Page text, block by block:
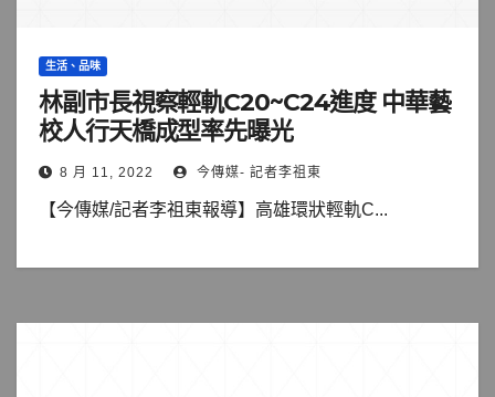
生活、品味
林副市長視察輕軌C20~C24進度 中華藝
校人行天橋成型率先曝光
8 月 11, 2022 今傳媒- 記者李祖東
【今傳媒/記者李祖東報導】高雄環狀輕軌C...